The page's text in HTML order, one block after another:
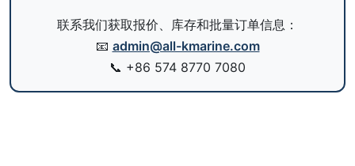
联系我们获取报价、库存和批量订单信息：
📧 admin@all-kmarine.com
📞 +86 574 8770 7080